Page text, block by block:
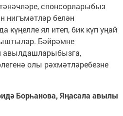
спонсорларыбыз
нигъмәтләр белән
ял итеп, бик күп уңай
Бәйрәмне
авылдашларыбызга,
олы рәхмәтләребезне
Борһанова, Яңасала авылы